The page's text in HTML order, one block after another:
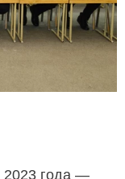
2023 года —